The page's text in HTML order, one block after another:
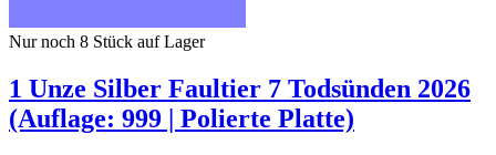
Nur noch 8 Stück auf Lager
1 Unze Silber Faultier 7 Todsünden 2026
(Auflage: 999 | Polierte Platte)